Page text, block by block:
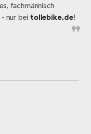
fachmännisch
nur bei tollebike.de!